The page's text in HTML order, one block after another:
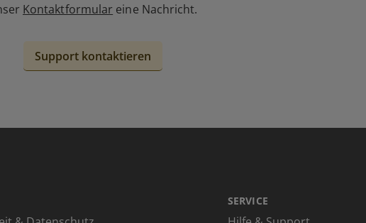
Kontaktformular eine Nachricht.
Support kontaktieren
SERVICE